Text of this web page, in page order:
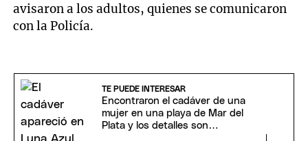
avisaron a los adultos, quienes se comunicaron
con la Policía.
TE PUEDE INTERESAR
Encontraron el cadáver de una
mujer en una playa de Mar del
Plata y los detalles son